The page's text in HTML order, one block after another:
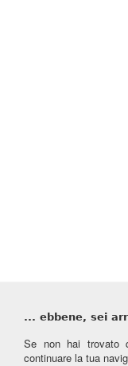
... ebbene, sei
Se non hai trovato
continuare la tua